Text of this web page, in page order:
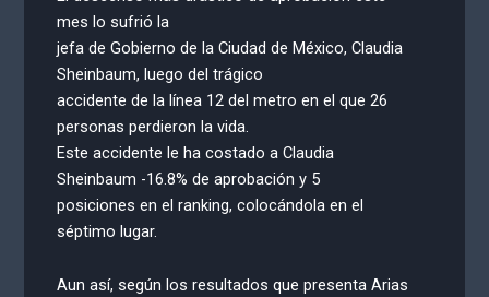
mes lo sufrió la
jefa de Gobierno de la Ciudad de México, Claudia
Sheinbaum, luego del trágico
accidente de la línea 12 del metro en el que 26
personas perdieron la vida.
Este accidente le ha costado a Claudia
Sheinbaum -16.8% de aprobación y 5
posiciones en el ranking, colocándola en el
séptimo lugar.
Aun así, según los resultados que presenta Arias